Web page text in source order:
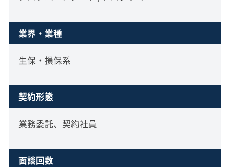
業界・業種
生保・損保系
契約形態
業務委託、契約社員
面談回数